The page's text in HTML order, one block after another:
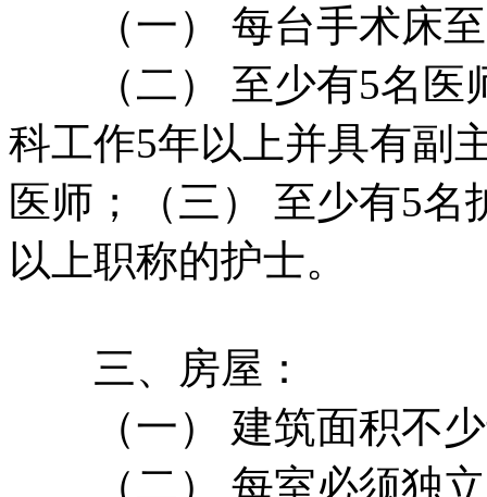
（一） 每台手术床至
（二） 至少有5名医
科工作5年以上并具有副
医师；（三） 至少有5
以上职称的护士。
三、房屋：
（一） 建筑面积不少
（二） 每室必须独